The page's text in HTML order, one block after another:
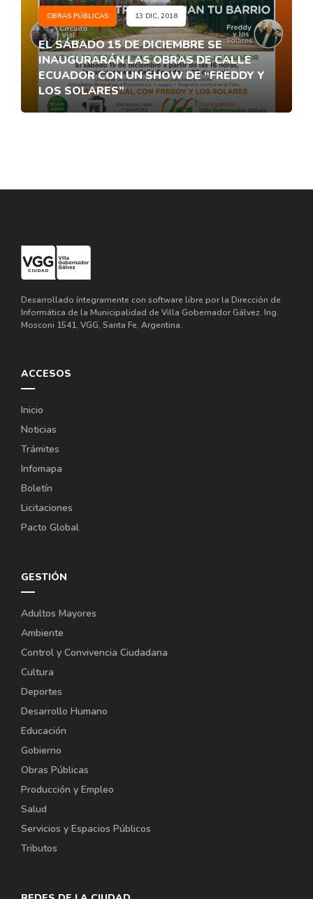
OBRAS PÚBLICAS 13 DIC, 2018
EL SÁBADO 15 DE DICIEMBRE SE
INAUGURARÁN LAS OBRAS DE CALLE
ECUADOR CON UN SHOW DE “FREDDY Y
LOS SOLARES”
Desarrollado íntegramente con software libre por la Dirección de
Informática de la Municipalidad de Villa Gobernador Gálvez. Ing.
Mosconi 1541, VGG, Santa Fe, Argentina.
ACCESOS
Inicio
Noticias
Trámites
Infomapa
Boletín
Licitaciones
Pacto Global
GESTIÓN
Adultos Mayores
Ambiente
Control y Convivencia Ciudadana
Cultura
Deportes
Desarrollo Humano
Educación
Gobierno
Obras Públicas
Producción y Empleo
Salud
Servicios y Espacios Públicos
Tributos